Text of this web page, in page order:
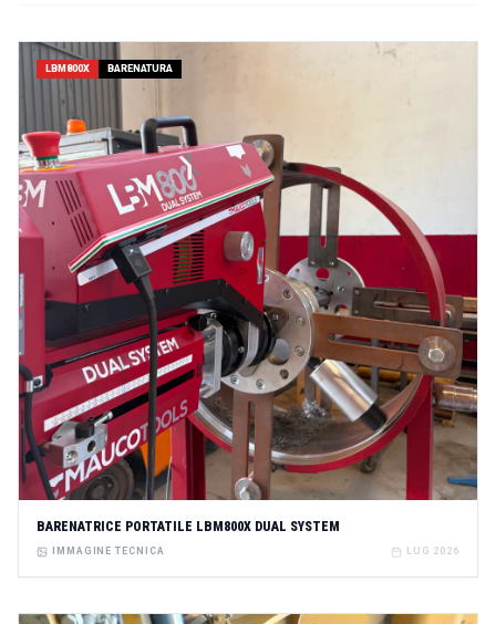
LBM800X BARENATURA
BARENATRICE PORTATILE LBM800X DUAL SYSTEM
IMMAGINE TECNICA LUG 2026